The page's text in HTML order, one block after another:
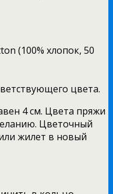
(100% хлопок, 50
цвета.
4 см. Цвета пряжи
Цветочный
жилет в новый